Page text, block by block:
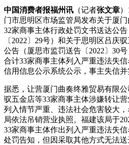
中国消费者报福州讯 （记者张文章
门市思明区市场监管局发布关于厦
32家商事主体行政处罚文书送达公
〔2022〕29号）和关于思明区吕庆
公告（厦思市监罚送告〔2022〕30
合计33家商事主体列入严重违法失
信用信息公示系统公示，事主失信
据悉，让营厦门曲奏终雅贸易有限
驭五金店等33家商事主体涉嫌转让营
列入情节严重、违法社会危害较大
局依法吊销营业执照。福建该局于
33家商事主体作出列入严重违法失
处罚告知，但因采取其他方式无法